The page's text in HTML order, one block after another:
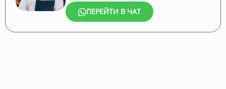
ПЕРЕЙТИ В ЧАТ